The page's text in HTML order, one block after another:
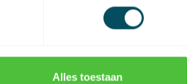
Alles toestaanCET45151700